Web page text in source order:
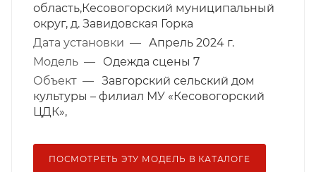
область,Кесовогорский муниципальный
округ, д. Завидовская Горка
Дата установки — Апрель 2024 г.
Модель —
Одежда сцены 7
Объект — Завгорский сельский дом
культуры – филиал МУ «Кесовогорский
ЦДК»,
ПОСМОТРЕТЬ ЭТУ МОДЕЛЬ В КАТАЛОГЕ